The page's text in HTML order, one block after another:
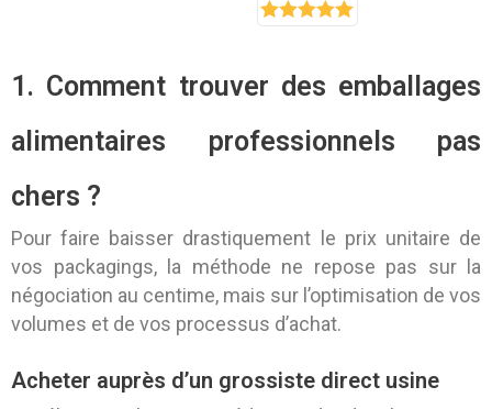
1. Comment trouver des emballages
alimentaires professionnels pas
chers ?
Pour faire baisser drastiquement le prix unitaire de
vos packagings, la méthode ne repose pas sur la
négociation au centime, mais sur l’optimisation de vos
volumes et de vos processus d’achat.
Acheter auprès d’un grossiste direct usine